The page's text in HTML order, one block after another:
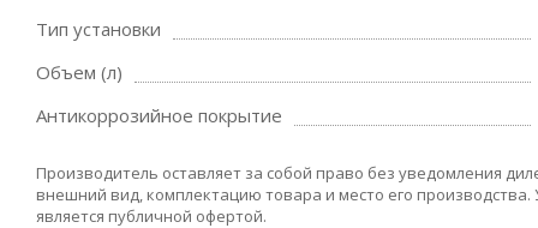
Тип установки
Объем (л)
Антикоррозийное покрытие
Производитель оставляет за собой право без уведомления
внешний вид, комплектацию товара и место его
является публичной офертой.